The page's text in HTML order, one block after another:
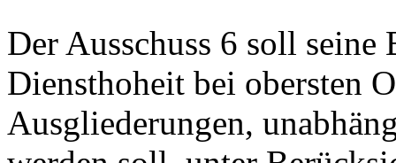
Der Ausschuss 6 soll seine
Diensthoheit bei obersten
Ausgliederungen,